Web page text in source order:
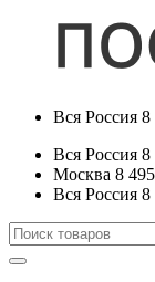
Вся Россия 8
Вся Россия 8
Москва 8
Вся Россия 8
Искать: